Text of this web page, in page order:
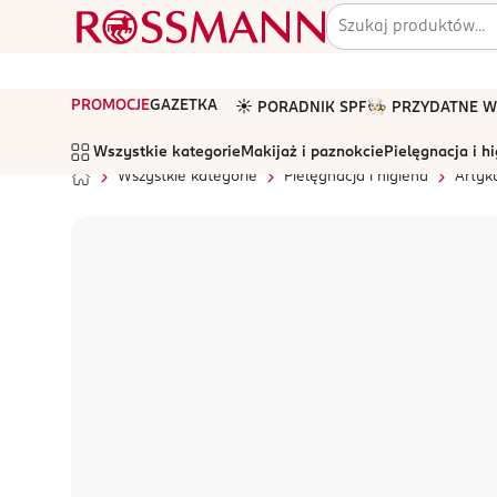
PROMOCJEGAZETKA ☀️ PORADNIK SPF🧑🏻‍🍳 PRZYDATNE
Wszystkie kategorie Makijaż i paznokcie Pielęgnacja i
Wszystkie kategorie
Pielęgnacja i higiena